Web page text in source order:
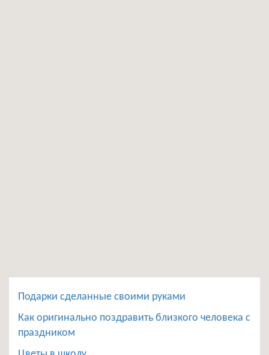
Подарки сделанные своими руками
Как оригинально поздравить близкого человека с
праздником